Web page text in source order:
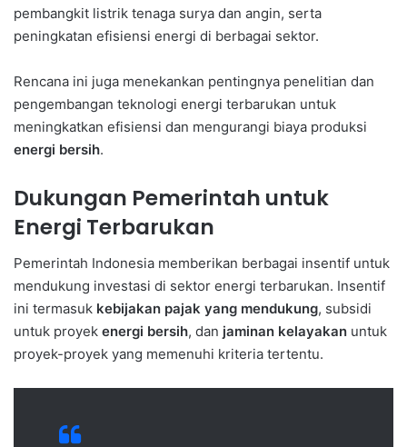
pembangkit listrik tenaga surya dan angin, serta
peningkatan efisiensi energi di berbagai sektor.
Rencana ini juga menekankan pentingnya penelitian dan
pengembangan teknologi energi terbarukan untuk
meningkatkan efisiensi dan mengurangi biaya produksi
energi bersih.
Dukungan Pemerintah untuk
Energi Terbarukan
Pemerintah Indonesia memberikan berbagai insentif untuk
mendukung investasi di sektor energi terbarukan. Insentif
ini termasuk kebijakan pajak yang mendukung, subsidi
untuk proyek energi bersih, dan jaminan kelayakan untuk
proyek-proyek yang memenuhi kriteria tertentu.